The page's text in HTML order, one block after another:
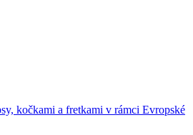
kočkami a fretkami v rámci Evropské